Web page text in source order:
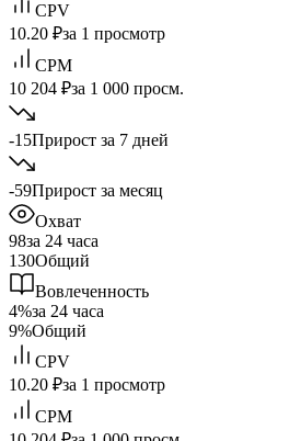
CPV
10.20 ₽за 1 просмотр
CPM
10 204 ₽за 1 000 просм.
-15Прирост за 7 дней
-59Прирост за месяц
Охват
98за 24 часа
130Общий
Вовлеченность
4%за 24 часа
9%Общий
CPV
10.20 ₽за 1 просмотр
CPM